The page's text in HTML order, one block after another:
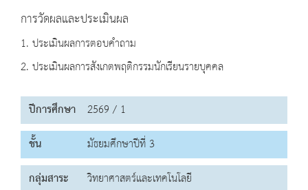
การวัดผลและประเมินผล
1. ประเมินผลการตอบคำถาม
2. ประเมินผลการสังเกตพฤติกรรมนักเรียนรายบุคคล
ปีการศึกษา 2569 / 1
ชั้น
มัธยมศึกษาปีที่ 3
กลุ่มสาระ
วิทยาศาสตร์และเทคโนโลยี